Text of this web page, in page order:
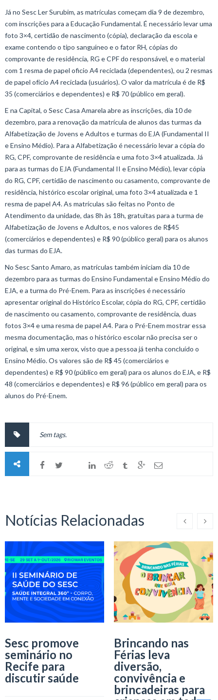
Já no Sesc Ler Surubim, as matrículas começam dia 9 de dezembro,
com inscrições para a Educação Fundamental. É necessário levar uma
foto 3×4, certidão de nascimento (cópia), declaração da escola e
exame contendo o tipo sanguíneo e o fator RH, cópias do
comprovante de residência, RG e CPF do responsável, e o material
com 1 resma de papel oficio A4 reciclada (dependentes), ou 2 resmas
de papel ofício A4 reciclada (usuários). O valor da matrícula é de R$
35 (comerciários e dependentes) e R$ 70 (público em geral).
E na Capital, o Sesc Casa Amarela abre as inscrições, dia 10 de
dezembro, para a renovação da matrícula de alunos das turmas da
Alfabetização de Jovens e Adultos e turmas do EJA (Fundamental II
e Ensino Médio). Para a Alfabetização é necessário levar a cópia do
RG, CPF, comprovante de residência e uma foto 3×4 atualizada. Já
para as turmas do EJA (Fundamental II e Ensino Médio), levar cópia
do RG, CPF, certidão de nascimento ou casamento, comprovante de
residência, histórico escolar original, uma foto 3×4 atualizada e 1
resma de papel A4. As matrículas são feitas no Ponto de
Atendimento da unidade, das 8h às 18h, gratuitas para a turma de
Alfabetização de Jovens e Adultos, e nos valores de R$45
(comerciários e dependentes) e R$ 90 (público geral) para os alunos
das turmas do EJA.
No Sesc Santo Amaro, as matrículas também iniciam dia 10 de
dezembro para as turmas do Ensino Fundamental e Ensino Médio do
EJA, e a turma do Pré-Enem. Para as inscrições é necessário
apresentar original do Histórico Escolar, cópia do RG, CPF, certidão
de nascimento ou casamento, comprovante de residência, duas
fotos 3×4 e uma resma de papel A4. Para o Pré-Enem mostrar essa
mesma documentação, mas o histórico escolar não precisa ser o
original, e sim uma xerox, visto que a pessoa já tenha concluído o
Ensino Médio. Os valores são de R$ 45 (comerciários e
dependentes) e R$ 90 (público em geral) para os alunos do EJA, e R$
48 (comerciários e dependentes) e R$ 96 (público em geral) para os
alunos do Pré-Enem.
Sem tags.
Notícias Relacionadas
Sesc promove
seminário no
Recife para
discutir saúde
Brincando nas
Férias leva
diversão,
convivência e
brincadeiras para